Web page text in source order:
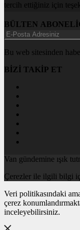
tercih ettiğiniz için
BÜLTEN
Bu web sitesinden
BİZİ TAKİP ET
Van gündemine ışık
Çerezler ile ilgili bilgi
Veri politikasındaki
çerez
inceleyebilirsiniz.